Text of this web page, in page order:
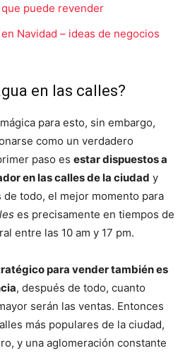
puede revender
Navidad – ideas de negocios
en las calles?
para esto, sin embargo,
como un verdadero
paso es estar dispuestos a
en las calles de la ciudad y
todo, el mejor momento para
es precisamente en tiempos de
entre las 10 am y 17 pm.
para vender también es
, después de todo, cuanto
serán las ventas. Entonces
más populares de la ciudad,
y una aglomeración constante